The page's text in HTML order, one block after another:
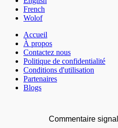
French
Wolof
Accueil
À propos
Contactez nous
Politique de confidentialité
Conditions d'utilisation
Partenaires
Blogs
Commentaire